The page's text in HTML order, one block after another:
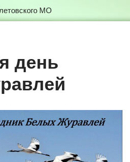
МО
день